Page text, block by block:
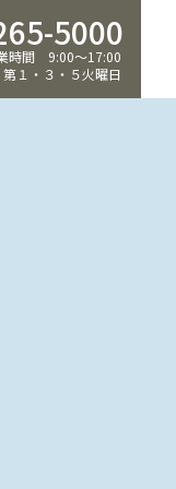
5000
時間 9:00～17:00
１・３・５火曜日